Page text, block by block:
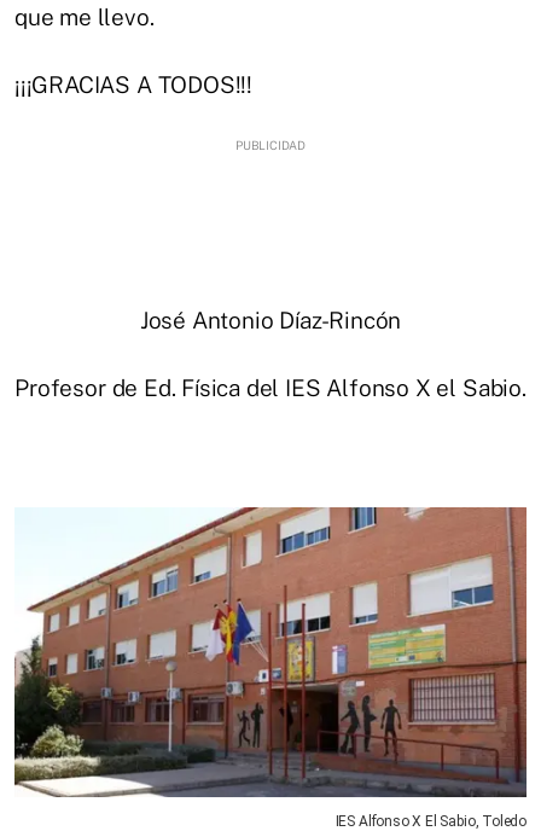
que me llevo.
¡¡¡GRACIAS A TODOS!!!
José Antonio Díaz-Rincón
Profesor de Ed. Física del IES Alfonso X el Sabio.
IES Alfonso X El Sabio, Toledo